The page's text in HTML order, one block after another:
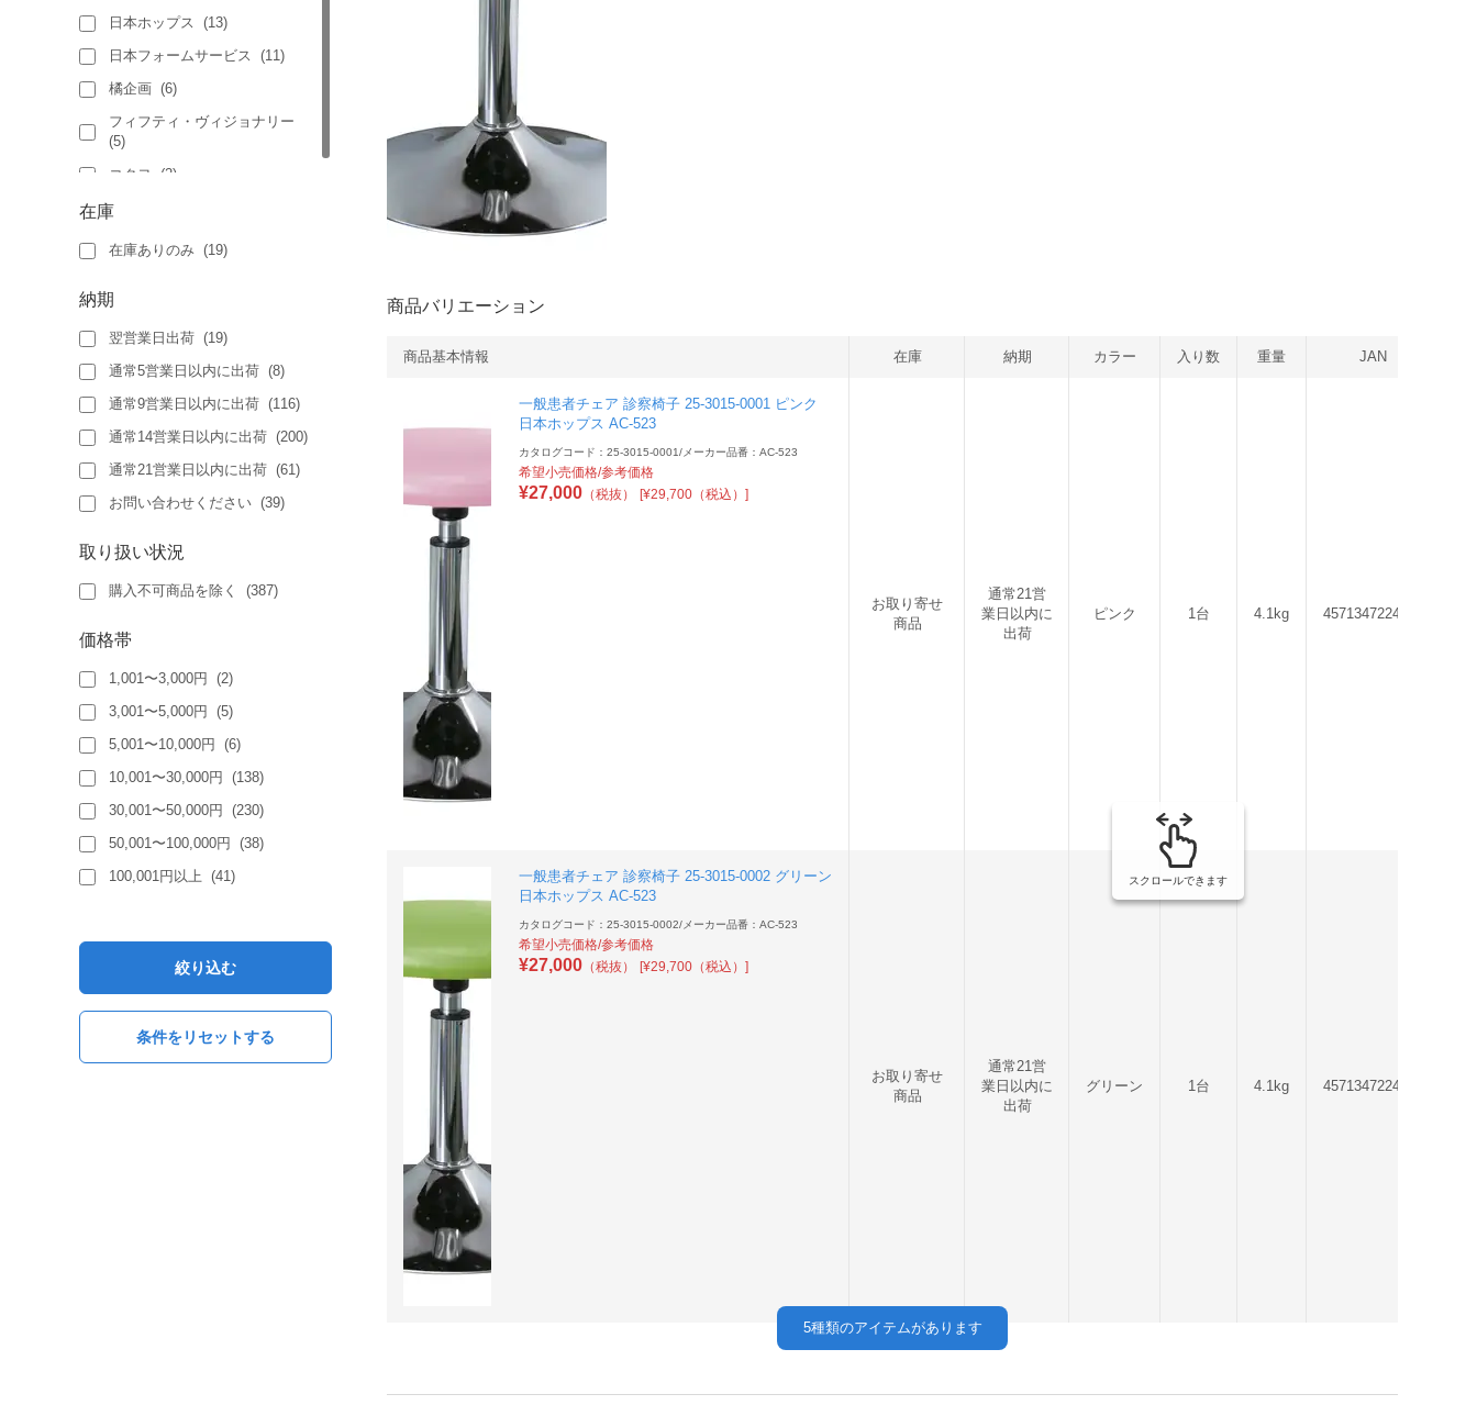
商品バリエーション
商品基本情報 在庫 納期 カラー 入り数 重量 JAN
一般患者チェア 診察椅子 25-3015-0001 ピンク
日本ホップス AC-523
カタログコード：25-3015-0001/ メーカー品番：AC-523
希望小売価格/参考価格
¥27,000 （税抜） [¥29,700（税込）]
お取り寄せ
商品
通常21営
業日以内に
出荷
ピンク 1台 4.1kg 4571347224436
一般患者チェア 診察椅子 25-3015-0002 グリーン
日本ホップス AC-523
カタログコード：25-3015-0002/ メーカー品番：AC-523
希望小売価格/参考価格
¥27,000 （税抜） [¥29,700（税込）]
お取り寄せ
商品
通常21営
業日以内に
出荷
グリーン 1台 4.1kg 4571347224443
スクロールできます
5種類のアイテムがあります
日本ホップス (13)
日本フォームサービス (11)
橘企画 (6)
フィフティ・ヴィジョナリー
(5)
コクヨ
(2)
在庫
在庫ありのみ (19)
納期
翌営業日出荷 (19)
通常5営業日以内に出荷 (8)
通常9営業日以内に出荷 (116)
通常14営業日以内に出荷 (200)
通常21営業日以内に出荷 (61)
お問い合わせください (39)
取り扱い状況
購入不可商品を除く (387)
価格帯
1,001〜3,000円 (2)
3,001〜5,000円
(5)
5,001〜10,000円
(6)
10,001〜30,000円
(138)
30,001〜50,000円
(230)
50,001〜100,000円
(38)
100,001円以上 (41)
絞り込む
条件をリセットする